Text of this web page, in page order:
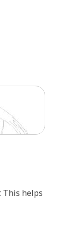
This helps